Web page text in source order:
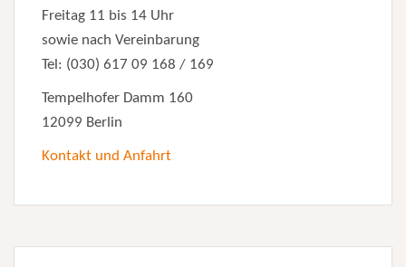
Freitag 11 bis 14 Uhr
sowie nach Vereinbarung
Tel: (030) 617 09 168 / 169
Tempelhofer Damm 160
12099 Berlin
Kontakt und Anfahrt